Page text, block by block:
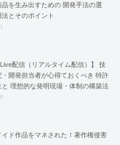
品を生み出すための 開発手法の選
法とそのポイント
配信（リアルタイム配信）】 技
・開発担当者が心得ておくべき 特許
と 理想的な発明現場・体制の構築法
イド作品をマネされた！著作権侵害